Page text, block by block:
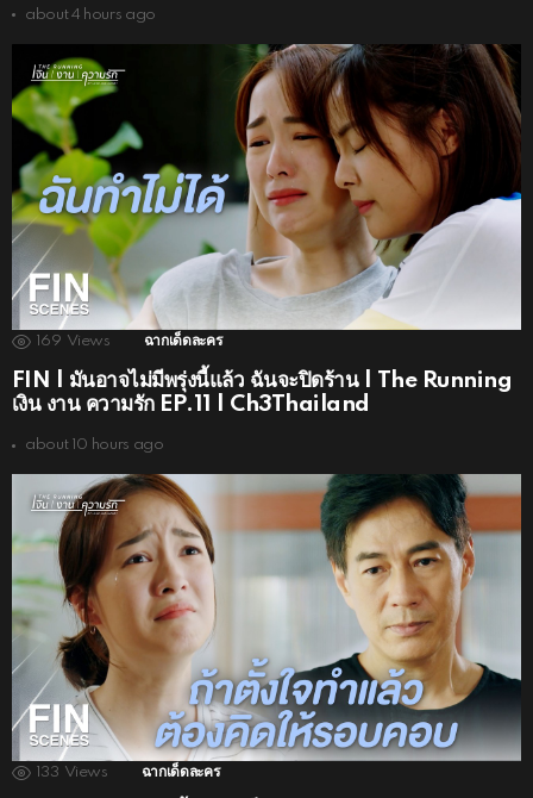
about 4 hours ago
169 Views ฉากเด็ดละคร
FIN | มันอาจไม่มีพรุ่งนี้แล้ว ฉันจะปิดร้าน | The Running
เงิน งาน ความรัก EP.11 | Ch3Thailand
about 10 hours ago
133 Views ฉากเด็ดละคร